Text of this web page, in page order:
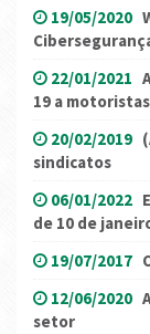
19/05/2020
22/01/2021
19 a
20/02/2019
sindicatos
06/01/2022
de 10 de
19/07/2017
12/06/2020
setor